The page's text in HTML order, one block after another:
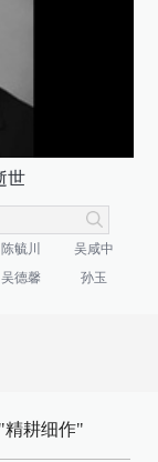
世
陈毓川
吴咸中
吴德馨 孙玉
精耕细作"